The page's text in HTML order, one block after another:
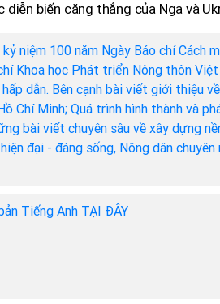
biến căng thẳng của Nga và
kỷ niệm 100 năm Ngày Báo chí
Khoa học Phát triển Nông thôn
dẫn. Bên cạnh bài viết giới thiệu
Chí Minh; Quá trình hình thành và
bài viết chuyên sâu về xây dựng
đại - đáng sống, Nông dân chuyên
Tiếng Anh TẠI ĐÂY